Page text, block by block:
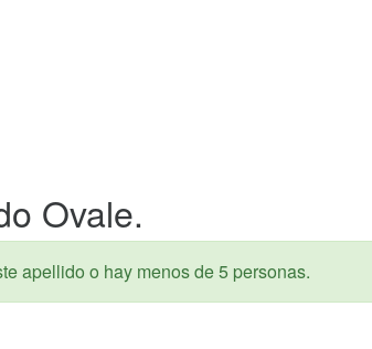
Ovale.
apellido o hay menos de 5 personas.